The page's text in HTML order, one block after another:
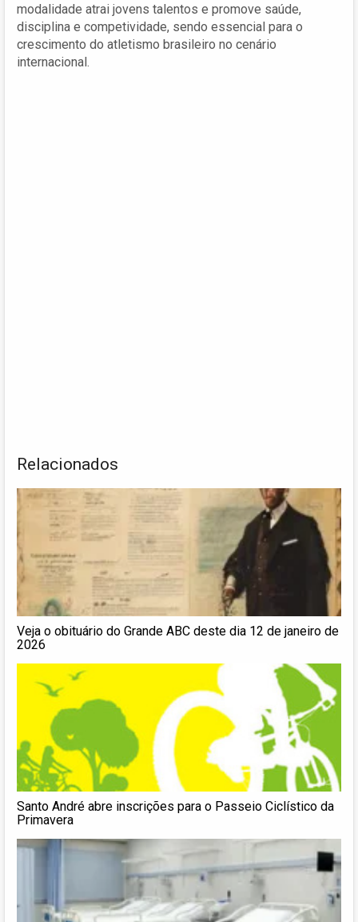
modalidade atrai jovens talentos e promove saúde,
disciplina e competividade, sendo essencial para o
crescimento do atletismo brasileiro no cenário
internacional.
Relacionados
Veja o obituário do Grande ABC deste dia 12 de janeiro de
2026
Santo André abre inscrições para o Passeio Ciclístico da
Primavera